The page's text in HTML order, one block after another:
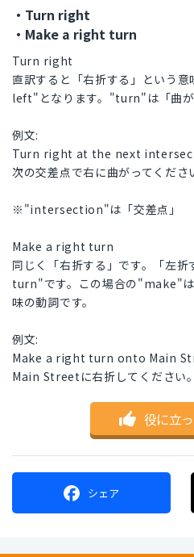
・Turn right
・Make a right turn
Turn right
直訳すると「右折する」という
left"となります。"turn"は「曲が
例文:
Turn right at the next
次の交差点で右に曲がってくださ
※"intersection"は「交差点」
Make a right turn
同じく「右折する」です。「左
turn"です。この場合の"make"
味の動詞です。
例文:
Make a right turn onto Main
Main Streetに右折してください。
役に立
シェア